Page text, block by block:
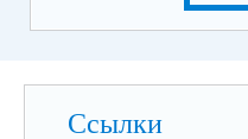
Ссылки